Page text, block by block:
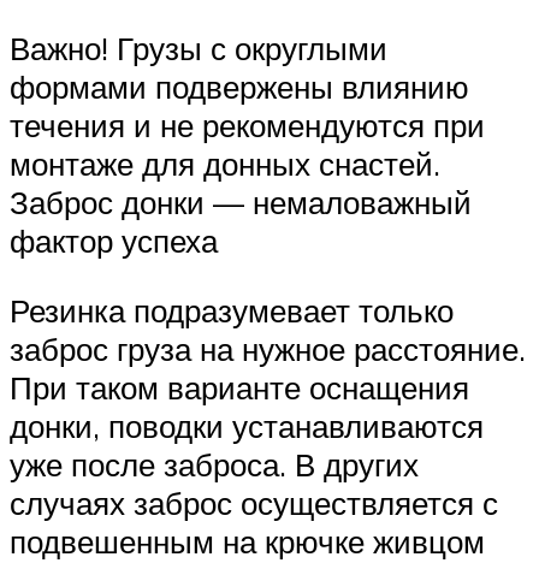
Важно! Грузы с округлыми
формами подвержены влиянию
течения и не рекомендуются при
монтаже для донных снастей.
Заброс донки — немаловажный
фактор успеха
Резинка подразумевает только
заброс груза на нужное расстояние.
При таком варианте оснащения
донки, поводки устанавливаются
уже после заброса. В других
случаях заброс осуществляется с
подвешенным на крючке живцом